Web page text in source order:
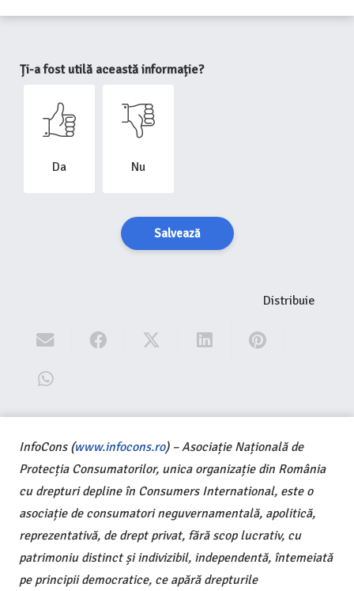
Ți-a fost utilă această informație?
Da Nu
Salvează
Distribuie
InfoCons (www.infocons.ro) – Asociație Națională de
Protecția Consumatorilor, unica organizație din România
cu drepturi depline în Consumers International, este o
asociație de consumatori neguvernamentală, apolitică,
reprezentativă, de drept privat, fără scop lucrativ, cu
patrimoniu distinct și indivizibil, independentă, întemeiată
pe principii democratice, ce apără drepturile